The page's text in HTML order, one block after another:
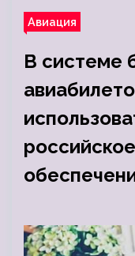
Авиация
В системе